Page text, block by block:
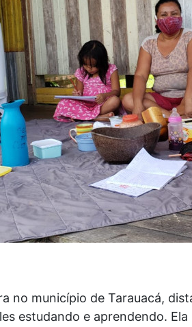
no município de Tarauacá,
estudando e aprendendo.